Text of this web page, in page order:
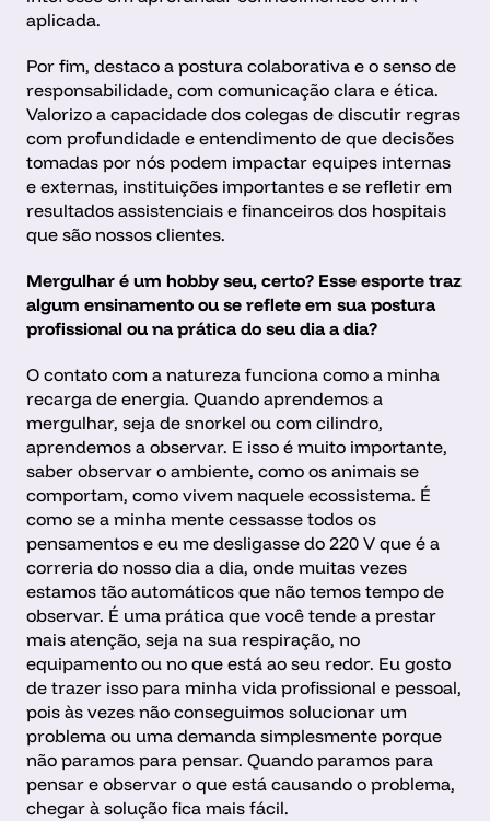
aplicada.
Por fim, destaco a postura colaborativa e o senso de
responsabilidade, com comunicação clara e ética.
Valorizo a capacidade dos colegas de discutir regras
com profundidade e entendimento de que decisões
tomadas por nós podem impactar equipes internas
e externas, instituições importantes e se refletir em
resultados assistenciais e financeiros dos hospitais
que são nossos clientes.
Mergulhar é um hobby seu, certo? Esse esporte traz
algum ensinamento ou se reflete em sua postura
profissional ou na prática do seu dia a dia?
O contato com a natureza funciona como a minha
recarga de energia. Quando aprendemos a
mergulhar, seja de snorkel ou com cilindro,
aprendemos a observar. E isso é muito importante,
saber observar o ambiente, como os animais se
comportam, como vivem naquele ecossistema. É
como se a minha mente cessasse todos os
pensamentos e eu me desligasse do 220 V que é a
correria do nosso dia a dia, onde muitas vezes
estamos tão automáticos que não temos tempo de
observar. É uma prática que você tende a prestar
mais atenção, seja na sua respiração, no
equipamento ou no que está ao seu redor. Eu gosto
de trazer isso para minha vida profissional e pessoal,
pois às vezes não conseguimos solucionar um
problema ou uma demanda simplesmente porque
não paramos para pensar. Quando paramos para
pensar e observar o que está causando o problema,
chegar à solução fica mais fácil.